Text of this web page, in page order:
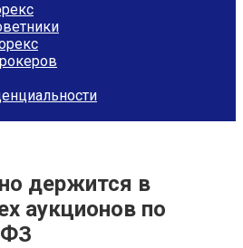
держится в
аукционов по